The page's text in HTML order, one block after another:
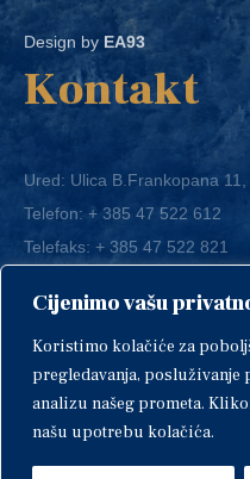
Cijenimo vašu
Koristimo kolačiće za
pregledavanja,
analizu našeg prometa.
našu upotrebu kolačića.
Design by EA93
Kontakt
Ured: Ulica B.Frankopana 11,
Telefon:+ 385 47 522 612
Telefaks:+ 385 47 522 821
E-mail:grad-ogulin@ogulin.hr
IBAN: